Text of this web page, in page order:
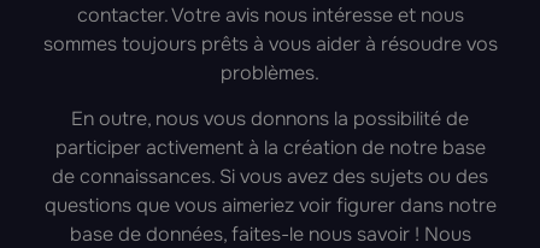
contacter. Votre avis nous intéresse et nous
sommes toujours prêts à vous aider à résoudre vos
problèmes.
En outre, nous vous donnons la possibilité de
participer activement à la création de notre base
de connaissances. Si vous avez des sujets ou des
questions que vous aimeriez voir figurer dans notre
base de données, faites-le nous savoir ! Nous